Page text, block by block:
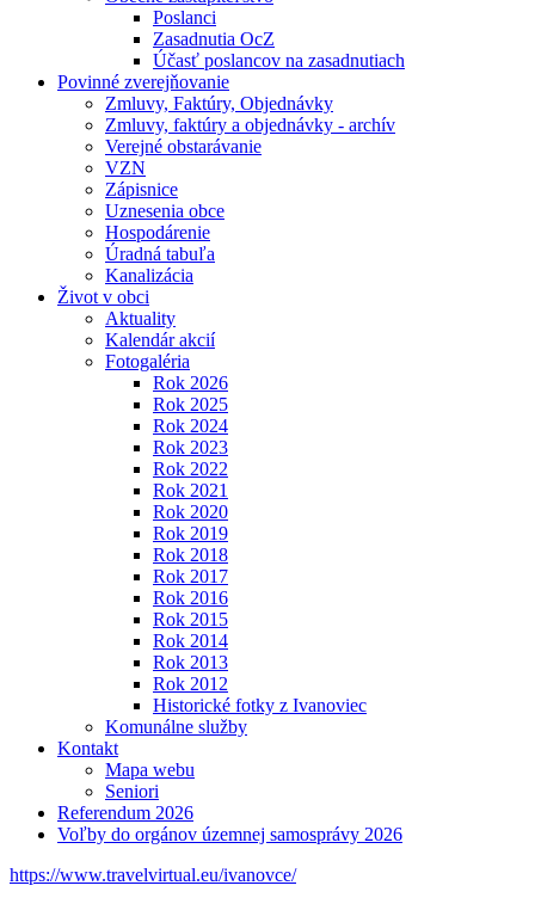
Poslanci
Zasadnutia OcZ
Účasť poslancov na zasadnutiach
Povinné zverejňovanie
Zmluvy, Faktúry, Objednávky
Zmluvy, faktúry a objednávky - archív
Verejné obstarávanie
VZN
Zápisnice
Uznesenia obce
Hospodárenie
Úradná tabuľa
Kanalizácia
Život v obci
Aktuality
Kalendár akcií
Fotogaléria
Rok 2026
Rok 2025
Rok 2024
Rok 2023
Rok 2022
Rok 2021
Rok 2020
Rok 2019
Rok 2018
Rok 2017
Rok 2016
Rok 2015
Rok 2014
Rok 2013
Rok 2012
Historické fotky z Ivanoviec
Komunálne služby
Kontakt
Mapa webu
Seniori
Referendum 2026
Voľby do orgánov územnej samosprávy 2026
https://www.travelvirtual.eu/ivanovce/